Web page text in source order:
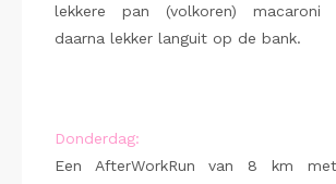
lekkere pan (volkoren) macaroni
daarna lekker languit op de bank.
Donderdag:
Een AfterWorkRun van 8 km